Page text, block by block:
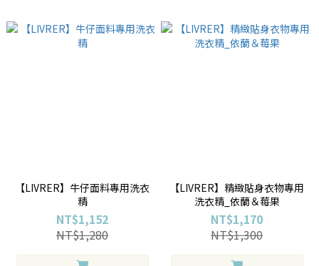
【LIVRER】牛仔面料專用洗衣
精
NT$1,152
NT$1,280
【LIVRER】精緻貼身衣物專用
洗衣精_依蘭＆莓果
NT$1,170
NT$1,300